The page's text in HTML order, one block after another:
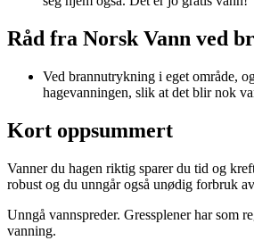
Råd fra Norsk Vann ved
Ved brannutrykning i eget område,
hagevanningen, slik at det blir nok
Kort oppsummert
Vanner du hagen riktig sparer du tid og
robust og du unngår også unødig forbruk
Unngå vannspreder. Gressplener har som
vanning.